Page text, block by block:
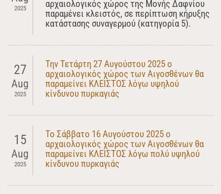
2025
αρχαιολογικός χώρος της Μονής Δαφνίου
παραμένει κλειστός, σε περίπτωση κήρυξης
κατάστασης συναγερμού (κατηγορία 5).
27
Aug
2025
Την Τετάρτη 27 Αυγούστου 2025 ο
αρχαιολογικός χώρος των Αιγοσθένων θα
παραμείνει ΚΛΕΙΣΤΟΣ λόγω υψηλού
κίνδυνου πυρκαγιάς
15
Aug
2025
Το Σάββατο 16 Αυγούστου 2025 ο
αρχαιολογικός χώρος των Αιγοσθένων θα
παραμείνει ΚΛΕΙΣΤΟΣ λόγω πολύ υψηλού
κίνδυνου πυρκαγιάς